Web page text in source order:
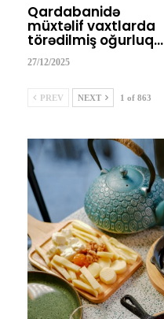
Qardabanidə
müxtəlif vaxtlarda
törədilmiş oğurluq…
27/12/2025
PREV NEXT 1 of 863